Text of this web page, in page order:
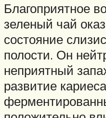
Благоприятное
зеленый чай
состояние
полости. Он
неприятный
развитие